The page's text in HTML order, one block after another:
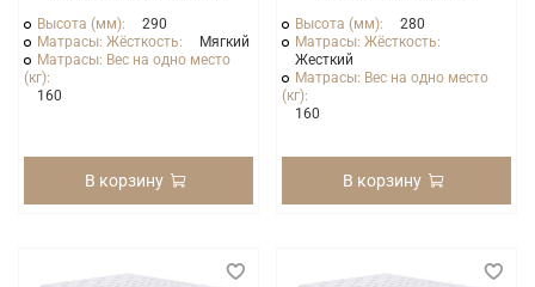
Высота (мм):
290
Матрасы: Жёсткость:
Мягкий
Матрасы: Вес на одно место
(кг):
160
В корзину
Высота (мм):
280
Матрасы: Жёсткость:
Жесткий
Матрасы: Вес на одно место
(кг):
160
В корзину